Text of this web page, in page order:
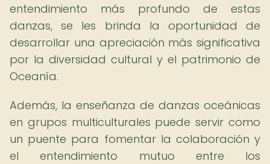
entendimiento más profundo de estas
danzas, se les brinda la oportunidad de
desarrollar una apreciación más significativa
por la diversidad cultural y el patrimonio de
Oceanía.
Además, la enseñanza de danzas oceánicas
en grupos multiculturales puede servir como
un puente para fomentar la colaboración y
el entendimiento mutuo entre los